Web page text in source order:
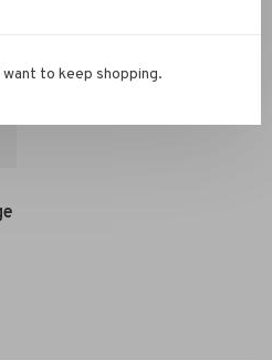
want to keep shopping.